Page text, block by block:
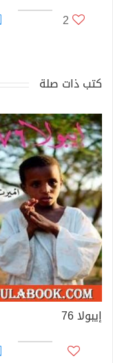
2
كتب ذات صلة
إيبولا 76